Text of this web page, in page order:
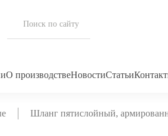
О производствеНовостиСтатьи
Шланг пятислойный,